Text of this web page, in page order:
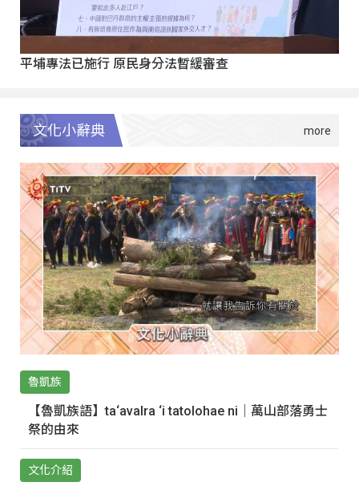
平埔專法已施行 原民身分法暫緩審查
文化小辭典
魯凱族
【魯凱族語】ta‘avalra ‘i tatolohae ni｜萬山部落勇士
祭的由來
文化介紹